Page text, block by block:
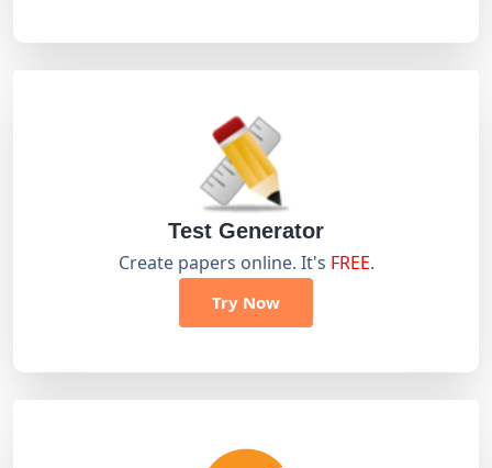
Test Generator
Create papers online. It's FREE.
Try Now